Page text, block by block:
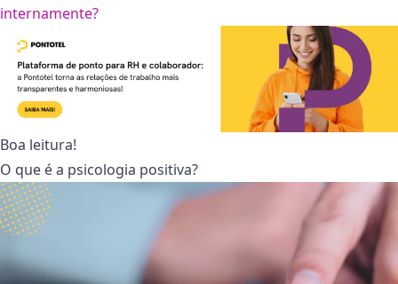
internamente?
Boa leitura!
O que é a psicologia positiva?